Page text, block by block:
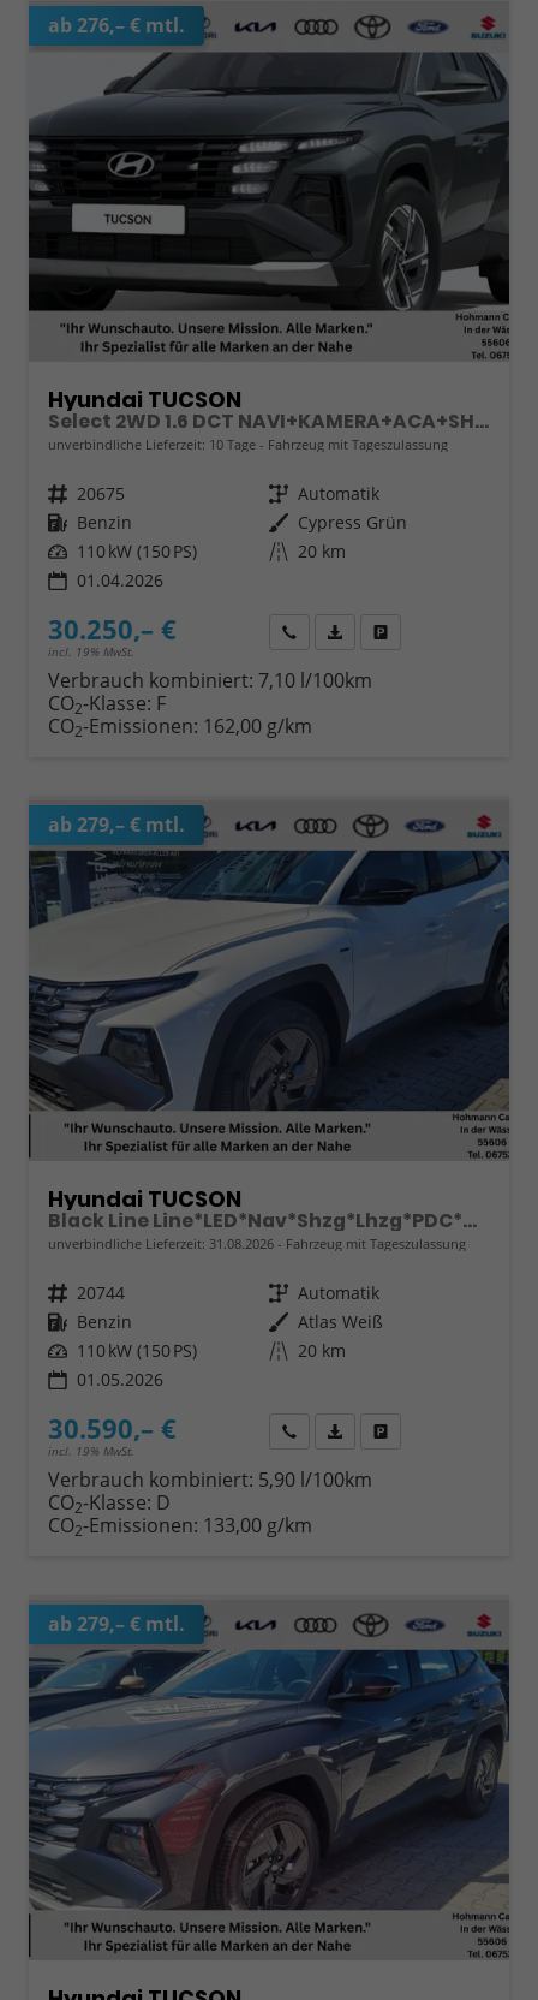
ab 276,– € mtl.
Hyundai TUCSON
Select 2WD 1.6 DCT NAVI+KAMERA+ACA+SHZ+SMARTKEY
unverbindliche Lieferzeit: 10 Tage Fahrzeug mit Tageszulassung
Fahrzeugnr. 20675 Getriebe Automatik
Kraftstoff Benzin Außenfarbe Cypress Grün
Leistung 110 kW (150 PS) Kilometerstand 20 km
01.04.2026
30.250,– €
incl. 19% MwSt.
Wir rufen Sie anFahrzeugexposé (PDF)
Verbrauch kombiniert: 7,10 l/100km
CO2-Klasse: F
CO2-Emissionen: 162,00 g/km
ab 279,– € mtl.
Hyundai TUCSON
Black Line Line*LED*Nav*Shzg*Lhzg*PDC*Cam*17"
unverbindliche Lieferzeit: 31.08.2026 Fahrzeug mit Tageszulassung
Fahrzeugnr. 20744 Getriebe Automatik
Kraftstoff Benzin Außenfarbe Atlas Weiß
Leistung 110 kW (150 PS) Kilometerstand 20 km
01.05.2026
30.590,– €
incl. 19% MwSt.
Wir rufen Sie anFahrzeugexposé (PDF)
Verbrauch kombiniert: 5,90 l/100km
CO2-Klasse: D
CO2-Emissionen: 133,00 g/km
ab 279,– € mtl.